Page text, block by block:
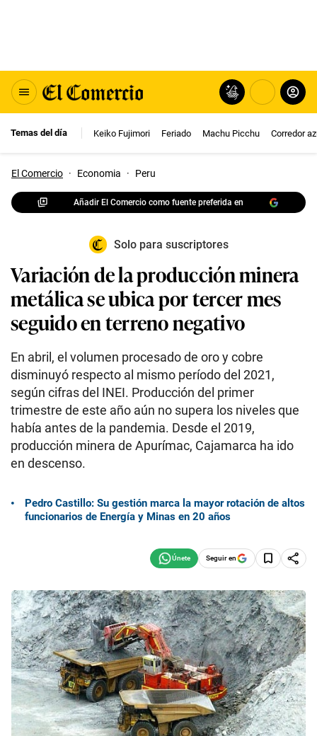
Temas del día Keiko Fujimori Feriado Machu Picchu Corredor
El Comercio · Economia · Peru
Añadir El Comercio como fuente preferida en
Solo para suscriptores
Variación de la producción minera
metálica se ubica por tercer mes
seguido en terreno negativo
En abril, el volumen procesado de oro y cobre
disminuyó respecto al mismo período del 2021,
según cifras del INEI. Producción del primer
trimestre de este año aún no supera los niveles que
había antes de la pandemia. Desde el 2019,
producción minera de Apurímac, Cajamarca ha ido
en descenso.
Pedro Castillo: Su gestión marca la mayor rotación de altos
funcionarios de Energía y Minas en 20 años
Seguir en